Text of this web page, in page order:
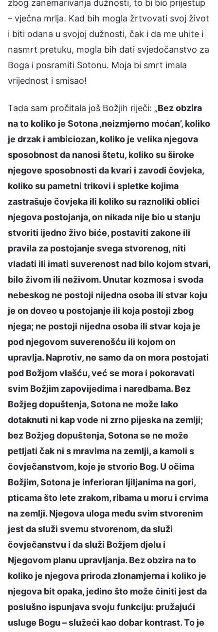
zbog zanemarivanja dužnosti, to bi bio prijestup
– vječna mrlja. Kad bih mogla žrtvovati svoj život
i biti odana u svojoj dužnosti, čak i da me uhite i
nasmrt pretuku, mogla bih dati svjedočanstvo za
Boga i posramiti Sotonu. Moja bi smrt imala
vrijednost i smisao!
Tada sam pročitala još Božjih riječi: „Bez obzira
na to koliko je Sotona ‚neizmjerno moćan’, koliko
je drzak i ambiciozan, koliko je velika njegova
sposobnost da nanosi štetu, koliko su široke
njegove sposobnosti da kvari i zavodi čovjeka,
koliko su pametni trikovi i spletke kojima
zastrašuje čovjeka ili koliko su raznoliki oblici
njegova postojanja, on nikada nije bio u stanju
stvoriti ijedno živo biće, postaviti zakone ili
pravila za postojanje svega stvorenog, niti
vladati ili imati suverenost nad bilo kojom stvari,
bilo živom ili neživom. Unutar kozmosa i svoda
nebeskog ne postoji nijedna osoba ili stvar koju
je on doveo u postojanje ili koja postoji zbog
njega; ne postoji nijedna osoba ili stvar koja je
pod njegovom suverenošću ili kojom on
upravlja. Naprotiv, ne samo da on mora postojati
pod Božjom vlašću, već se mora i pokoravati
svim Božjim zapovijedima i naredbama. Bez
Božjeg dopuštenja, Sotona ne može lako
dotaknuti ni kap vode ni zrno pijeska na zemlji;
bez Božjeg dopuštenja, Sotona se ne može
petljati čak ni s mravima na zemlji, a kamoli s
čovječanstvom, koje je stvorio Bog. U očima
Božjim, Sotona je inferioran ljiljanima na gori,
pticama što lete zrakom, ribama u moru i crvima
na zemlji. Njegova uloga među svim stvorenim
jest da služi svemu stvorenom, da služi
čovječanstvu i da služi Božjem djelu i
Njegovom planu upravljanja. Bez obzira na to
koliko je njegova priroda zlonamjerna i koliko je
njegova bit opaka, jedino što može činiti jest da
poslušno ispunjava svoju funkciju: pružajući
usluge Bogu – služeći kao dobar kontrast. To je